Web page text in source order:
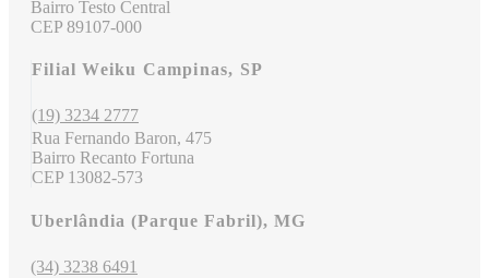
Bairro Testo Central
CEP 89107-000
Filial Weiku Campinas, SP
(19) 3234 2777
Rua Fernando Baron, 475
Bairro Recanto Fortuna
CEP 13082-573
Uberlândia (Parque Fabril), MG
(34) 3238 6491